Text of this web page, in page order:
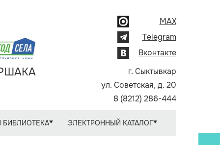
MAX
Telegram
Вконтакте
г. Сыктывкар
ул. Советская, д. 20
8 (8212) 286-444
БИБЛИОТЕКА ЭЛЕКТРОННЫЙ КАТАЛОГ